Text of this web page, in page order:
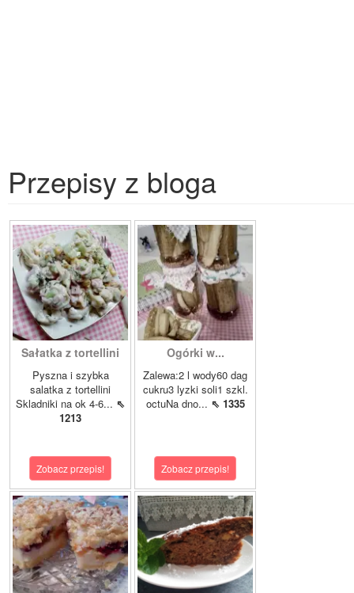
Przepisy z bloga
Sałatka z tortellini
Pyszna i szybka
salatka z tortellini
Skladniki na ok 4-6... ⇖
1213
Zobacz przepis!
Ogórki w...
Zalewa:2 l wody60 dag
cukru3 lyzki soli1 szkl.
octuNa dno... ⇖ 1335
Zobacz przepis!